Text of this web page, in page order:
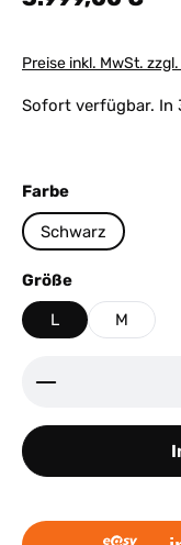
Preise inkl. MwSt.
Sofort verfügbar. In
Farbeauswählen
Schwarz
Größeauswählen
L M
Produkt